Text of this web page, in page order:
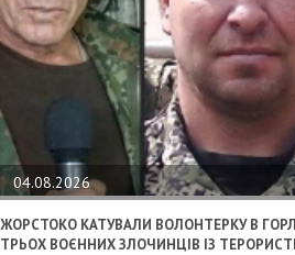
04.08.2026
ЖОРСТОКО КАТУВАЛИ ВОЛОНТЕРКУ В
ТРЬОХ ВОЄННИХ ЗЛОЧИНЦІВ ІЗ